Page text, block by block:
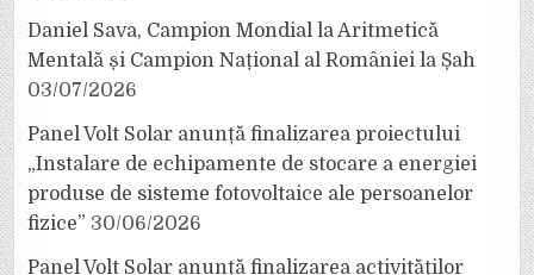
Daniel Sava, Campion Mondial la Aritmetică
Mentală și Campion Național al României la Șah
03/07/2026
Panel Volt Solar anunță finalizarea proiectului
„Instalare de echipamente de stocare a energiei
produse de sisteme fotovoltaice ale persoanelor
fizice” 30/06/2026
Panel Volt Solar anunță finalizarea activităților